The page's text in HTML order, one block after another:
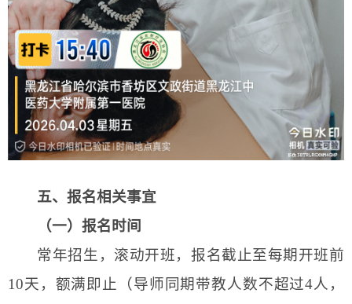
五、报名相关事宜
（一）报名时间
常年招生，滚动开班，报名截止至每期开班前
10天，额满即止（导师同期带教人数不超过4人，